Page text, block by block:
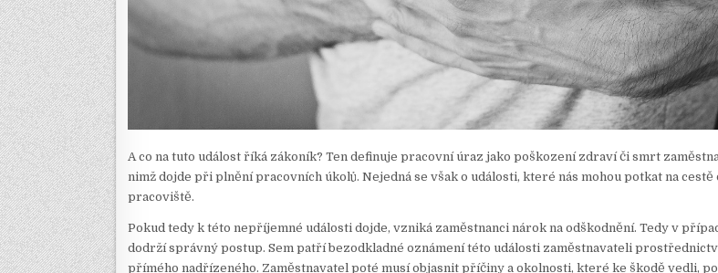
A co na tuto událost říká zákoník? Ten definuje pracovní úraz jako poškození zdraví či smrt
nimž dojde při plnění pracovních úkolů. Nejedná se však o události, které nás mohou potkat na cestě
pracoviště.
Pokud tedy k této nepříjemné události dojde, vzniká zaměstnanci nárok na odškodnění. Tedy v
dodrží správný postup. Sem patří bezodkladné oznámení této události zaměstnavateli
přímého nadřízeného. Zaměstnavatel poté musí objasnit příčiny a okolnosti, které ke škodě vedli,